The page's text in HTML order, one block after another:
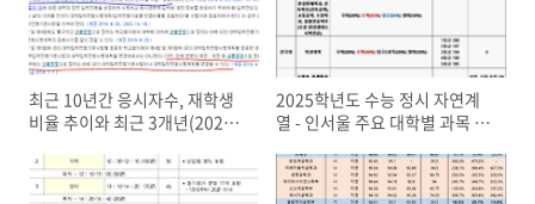
최근 10년간 응시자수, 재학생
비율 추이와 최근 3개년(2022-
관계 추정 (연도별 출생아수 감
소 참고)
2025학년도 수능 정시 자연계
열 - 인서울 주요 대학별 과목 비
시, 건동홍, 이대/숙대) : 필수 과
목/가산점